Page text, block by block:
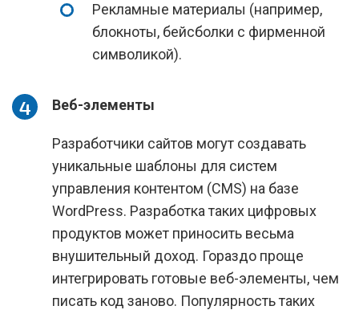
Рекламные материалы (например,
блокноты, бейсболки с фирменной
символикой).
Веб-элементы
Разработчики сайтов могут создавать
уникальные шаблоны для систем
управления контентом (CMS) на базе
WordPress. Разработка таких цифровых
продуктов может приносить весьма
внушительный доход. Гораздо проще
интегрировать готовые веб-элементы, чем
писать код заново. Популярность таких